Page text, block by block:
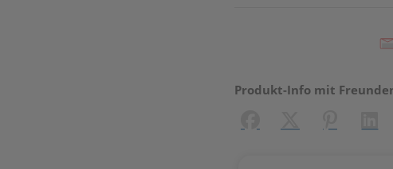
Produkt-Info mit